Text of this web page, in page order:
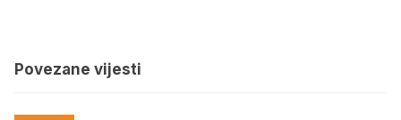
Povezane vijesti